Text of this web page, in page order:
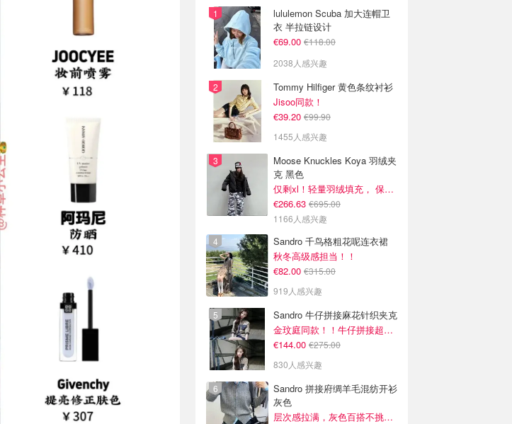
lululemon Scuba 加大连帽卫
衣 半拉链设计
€69.00 €118.00
2038人感兴趣
Tommy Hilfiger 黄色条纹衬衫
Jisoo同款！
€39.20 €99.90
1455人感兴趣
Moose Knuckles Koya 羽绒夹
克 黑色
仅剩xl！轻量羽绒填充， 保暖不厚重
€266.63 €695.00
1166人感兴趣
Sandro 千鸟格粗花呢连衣裙
秋冬高级感担当！！
€82.00 €315.00
919人感兴趣
Sandro 牛仔拼接麻花针织夹克
金玟庭同款！！牛仔拼接超有层次感
€144.00 €275.00
830人感兴趣
Sandro 拼接府绸羊毛混纺开衫
灰色
层次感拉满，灰色百搭不挑人~